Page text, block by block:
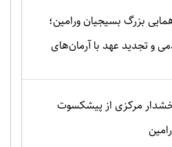
بزرگ بسیجیان ورامین؛
و تجدید عهد با آرمان‌های
مرکزی از پیشکسوت